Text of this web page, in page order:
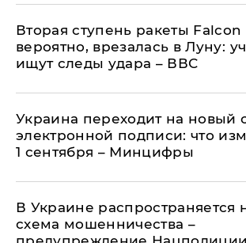
Вторая ступень ракеты Falcon
вероятно, врезалась в Луну:
ищут следы удара – ВВС
Украина переходит на новый
электронной подписи: что
1 сентября – Минцифры
В Украине распространяется
схема мошенничества –